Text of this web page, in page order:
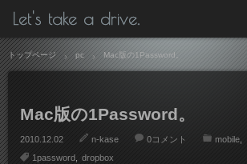
Let's take a drive.
トップページ pc Mac版の1Password。
Mac版の1Password。
2010.12.02 n-kase 0コメント mobile
1password
dropbox